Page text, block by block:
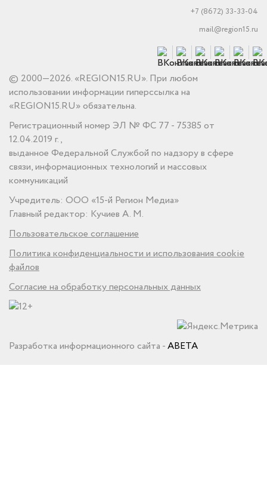
+7 (8672) 33-33-04
mail@region15.ru
© 2000—2026. «REGION15.RU». При любом
использовании информации гиперссылка на
«REGION15.RU» обязательна.
Регистрационный номер ЭЛ № ФС 77 - 75385 от
12.04.2019 г.,
выданное Федеральной Службой по надзору в сфере
связи, информационных технологий и массовых
коммуникаций
Учредитель: ООО «15-й Регион Медиа»
Главный редактор: Кучиев А. М.
Пользовательское соглашение
Политика конфиденциальности и использования cookie
файлов
Согласие на обработку персональных данных
Разработка информационного сайта -ABETA